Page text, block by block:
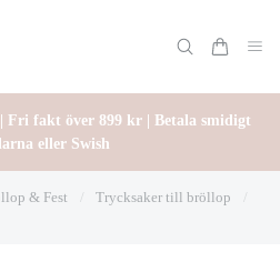
fakt över 899 kr | Betala smidigt
eller Swish
& Fest Trycksaker till bröllop